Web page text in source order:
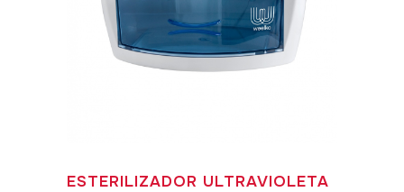
ESTERILIZADOR ULTRAVIOLETA